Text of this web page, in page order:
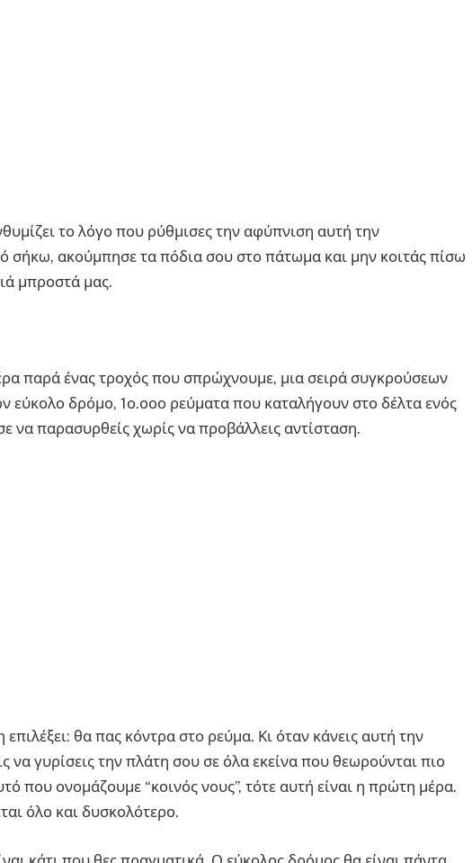
το λόγο που ρύθμισες την αφύπνιση αυτή την
σήκω, ακούμπησε τα πόδια σου στο πάτωμα και μην κοιτάς πίσω
μπροστά μας.
παρά ένας τροχός που σπρώχνουμε, μια σειρά συγκρούσεων
εύκολο δρόμο, 1ο.οοο ρεύματα που καταλήγουν στο δέλτα ενός
να παρασυρθείς χωρίς να προβάλλεις αντίσταση.
επιλέξει: θα πας κόντρα στο ρεύμα. Κι όταν κάνεις αυτή την
να γυρίσεις την πλάτη σου σε όλα εκείνα που θεωρούνται πιο
που ονομάζουμε “κοινός νους”, τότε αυτή είναι η πρώτη μέρα.
όλο και δυσκολότερο.